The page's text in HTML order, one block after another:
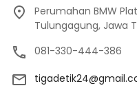
Perumahan BMW
Tulungagung, Jawa
081-330-444-386